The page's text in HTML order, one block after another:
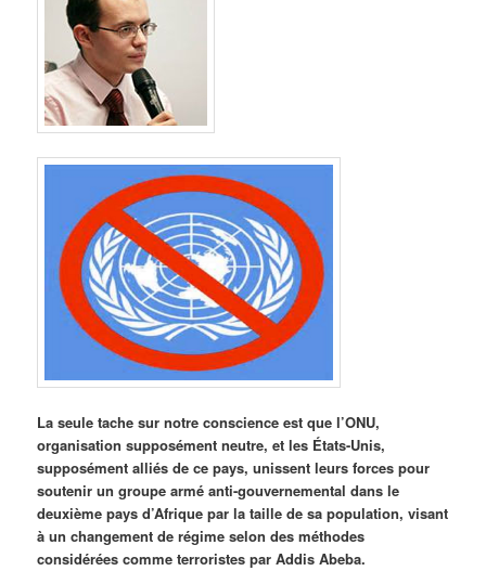
La seule tache sur notre conscience est que l’ONU,
organisation supposément neutre, et les États-Unis,
supposément alliés de ce pays, unissent leurs forces pour
soutenir un groupe armé anti-gouvernemental dans le
deuxième pays d’Afrique par la taille de sa population, visant
à un changement de régime selon des méthodes
considérées comme terroristes par Addis Abeba.